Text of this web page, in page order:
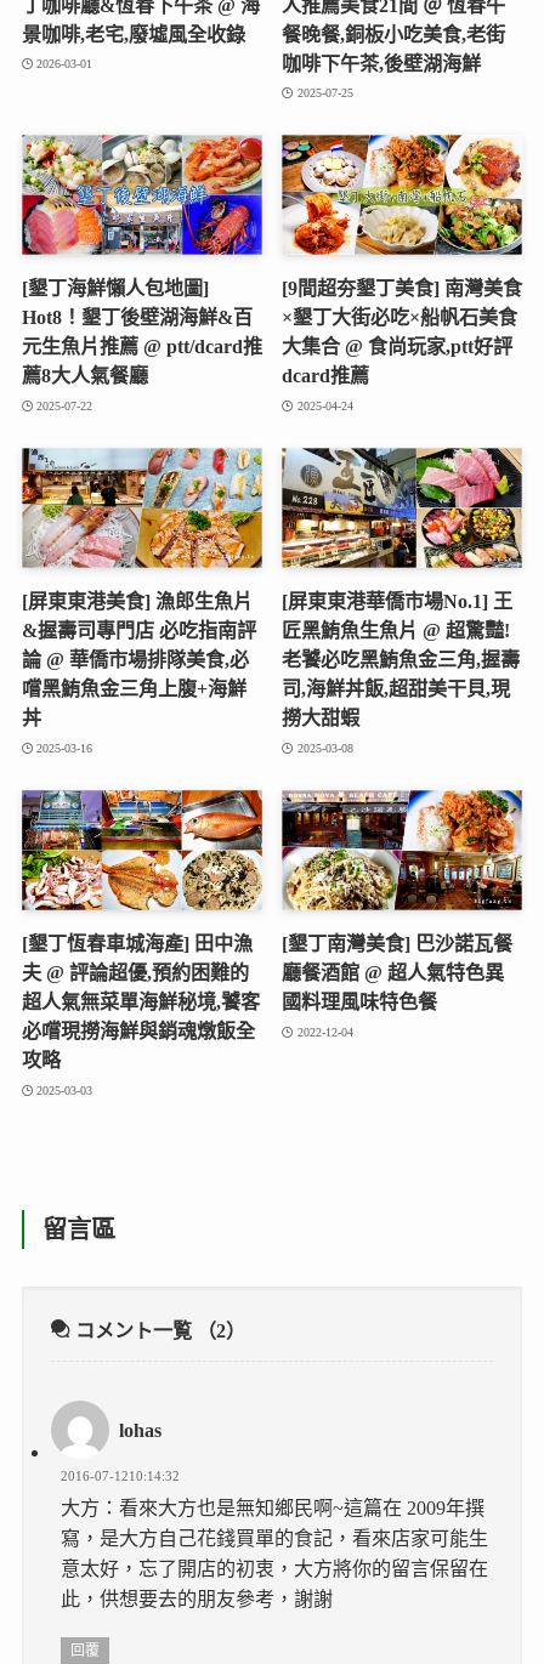
丁咖啡廳&恆春下午茶 @ 海
景咖啡,老宅,廢墟風全收錄
2026-03-01
人推薦美食21間 ＠ 恆春午
餐晚餐,銅板小吃美食,老街
咖啡下午茶,後壁湖海鮮
2025-07-25
[墾丁海鮮懶人包地圖]
Hot8！墾丁後壁湖海鮮&百
元生魚片推薦 @ ptt/dcard推
薦8大人氣餐廳
2025-07-22
[9間超夯墾丁美食] 南灣美食
×墾丁大街必吃×船帆石美食
大集合 @ 食尚玩家,ptt好評
dcard推薦
2025-04-24
[屏東東港美食] 漁郎生魚片
&握壽司專門店 必吃指南評
論 @ 華僑市場排隊美食,必
嚐黑鮪魚金三角上腹+海鮮
丼
2025-03-16
[屏東東港華僑市場No.1] 王
匠黑鮪魚生魚片 @ 超驚豔!
老饕必吃黑鮪魚金三角,握壽
司,海鮮丼飯,超甜美干貝,現
撈大甜蝦
2025-03-08
[墾丁恆春車城海產] 田中漁
夫 @ 評論超優,預約困難的
超人氣無菜單海鮮秘境,饕客
必嚐現撈海鮮與銷魂燉飯全
攻略
2025-03-03
[墾丁南灣美食] 巴沙諾瓦餐
廳餐酒館 @ 超人氣特色異
國料理風味特色餐
2022-12-04
留言區
コメント一覧 （2）
lohas
2016-07-1210:14:32
大方：看來大方也是無知鄉民啊~這篇在 2009年撰
寫，是大方自己花錢買單的食記，看來店家可能生
意太好，忘了開店的初衷，大方將你的留言保留在
此，供想要去的朋友參考，謝謝
回覆